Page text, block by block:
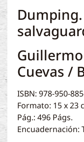
Cuevas /
ISBN: 978-950-
Formato: 15 x 23
Pág.: 496 Págs.
Encuadernación: